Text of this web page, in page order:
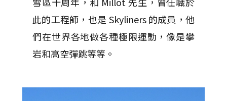
此的工程師，也是 Skyliners 的成員，他
們在世界各地做各種極限運動，像是攀
岩和高空彈跳等等。